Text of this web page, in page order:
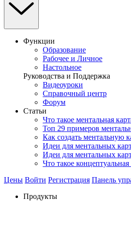
Функции
Образование
Рабочее и Личное
Настольное
Руководства и Поддержка
Видеоуроки
Справочный центр
Форум
Статьи
Что такое ментальная
Топ 29 примеров
Как создать ментальную
Идеи для ментальных
Идеи для ментальных
Что такое концептуальная
Цены Войти Регистрация Панель
Продукты